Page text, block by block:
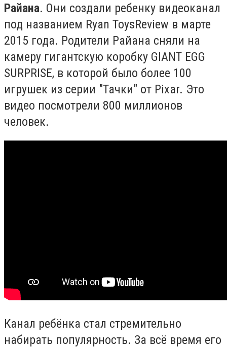
Райана. Они создали ребенку видеоканал
под названием Ryan ToysReview в марте
2015 года. Родители Райана сняли на
камеру гигантскую коробку GIANT EGG
SURPRISE, в которой было более 100
игрушек из серии "Тачки" от Pixar. Это
видео посмотрели 800 миллионов
человек.
Канал ребёнка стал стремительно
набирать популярность. За всё время его